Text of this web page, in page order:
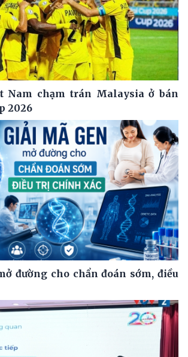
Nam chạm trán Malaysia ở bán
2026
đường cho chẩn đoán sớm, điều